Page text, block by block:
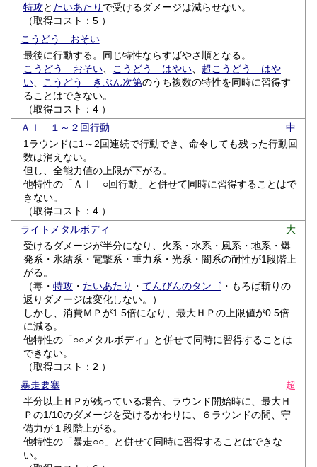
特攻と たいあたり で受けるダメージは減らせない。
（取得コスト：5 ）
こうどう おそい
最後に行動する。同じ特性ならすばやさ順となる。
こうどう おそい、 こうどう はやい、 超こうどう はや
い、 こうどう きぶん次第のうち複数の特性を同時に習得す
ることはできない。
（取得コスト：4 ）
ＡＩ １～２回行動
中
1ラウンドに1～2回連続で行動でき、命令しても残った行動回
数は消えない。
但し、全能力値の上限が下がる。
他特性の「ＡＩ ○回行動」と併せて同時に習得することはで
きない。
（取得コスト：4 ）
ライトメタルボディ
大
受けるダメージが半分になり、火系・水系・風系・地系・爆
発系・氷結系・電撃系・重力系・光系・闇系の耐性が1段階上
がる。
（毒・ 特攻・ たいあたり ・ てんびんのタンゴ・もろば斬りの
返りダメージは変化しない。）
しかし、消費ＭＰが1.5倍になり、最大ＨＰの上限値が0.5倍
に減る。
他特性の「○○メタルボディ」と併せて同時に習得することは
できない。
（取得コスト：2 ）
暴走要塞
超
半分以上ＨＰが残っている場合、ラウンド開始時に、最大Ｈ
Ｐの1/10のダメージを受けるかわりに、６ラウンドの間、守
備力が１段階上がる。
他特性の「暴走○○」と併せて同時に習得することはできな
い。